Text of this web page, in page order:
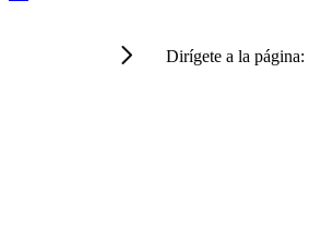
Dirígete a la página: